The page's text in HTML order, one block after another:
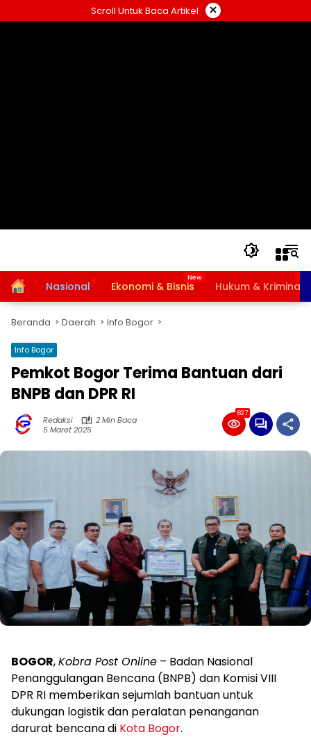
ke
Scroll Untuk Baca Artikel ×
HomeNasional Ekonomi & Bisnis Hukum & Kriminal
Beranda Daerah Info Bogor
Info Bogor
Pemkot Bogor Terima Bantuan dari
BNPB dan DPR RI
Redaksi
2 Min Baca
5 Maret 2025
827
BOGOR,Kobra Post Online – Badan Nasional
Penanggulangan Bencana (BNPB) dan Komisi VIII
DPR RI memberikan sejumlah bantuan untuk
dukungan logistik dan peralatan penanganan
darurat bencana di Kota Bogor.